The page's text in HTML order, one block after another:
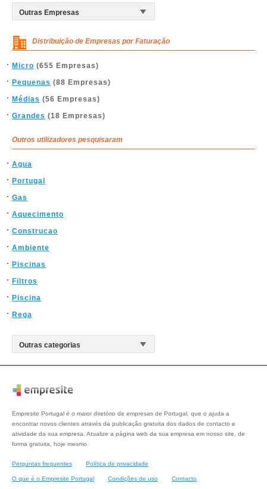
Distribuição de Empresas por Faturação
Micro (655 Empresas)
Pequenas (88 Empresas)
Médias (56 Empresas)
Grandes (18 Empresas)
Outros utilizadores pesquisaram
Agua
Portugal
Gas
Aquecimento
Construcao
Ambiente
Piscinas
Filtros
Piscina
Rega
Empresite Portugal é o maior diretório de empresas de Portugal, que o ajuda a
encontrar novos clientes através da publicação gratuita dos dados de contacto e
atividade da sua empresa. Atualize a página web da sua empresa em nosso site, de
forma gratuita, hoje mesmo.
Perguntas frequentes Política de privacidade
O que é o Empresite Portugal Condições de uso Contacto